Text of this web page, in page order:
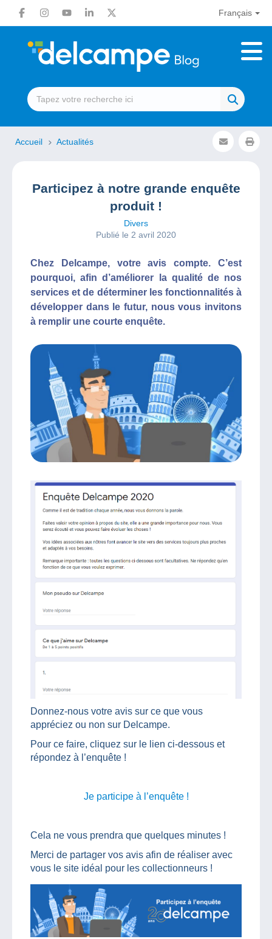
Français
Accueil Actualités
Participez à notre grande enquête
produit !
Divers
Publié le 2 avril 2020
Chez Delcampe, votre avis compte. C’est
pourquoi, afin d’améliorer la qualité de nos
services et de déterminer les fonctionnalités à
développer dans le futur, nous vous invitons
à remplir une courte enquête.
Donnez-nous votre avis sur ce que vous
appréciez ou non sur Delcampe.
Pour ce faire, cliquez sur le lien ci-dessous et
répondez à l’enquête !
Je participe à l’enquête !
Cela ne vous prendra que quelques minutes !
Merci de partager vos avis afin de réaliser avec
vous le site idéal pour les collectionneurs !